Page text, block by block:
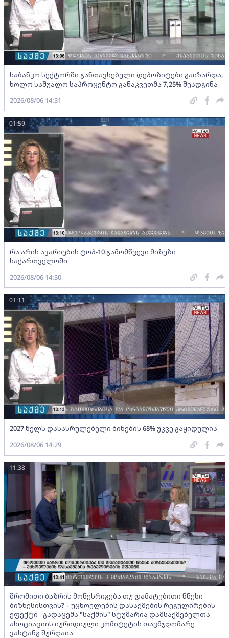
საბანკო სექტორში განთავსებული დეპოზიტები გაიზარდა,
ხოლო საშუალო საპროცენტო განაკვეთმა 7,25% შეადგინა
2026/08/06 14:31
რა არის ავარიების ტოპ-10 გამომწვევი მიზეზი
საქართველოში
01:59
2026/08/06 14:30
2027 წელს დასასრულებელი ბინების 68% უკვე გაყიდულია
01:11
2026/08/06 14:29
შრომითი ბაზრის მოწესრიგება თუ დამატებითი წნეხი
ბიზნესისთვის? – უცხოელების დასაქმების რეგულირების
ეფექტი - გადაცემა "საქმის" სტუმარია დამსაქმებელთა
ასოციაციის იურიდიული კომიტეტის თავმჯდომარე
ვახტანგ შურღაია
11:38